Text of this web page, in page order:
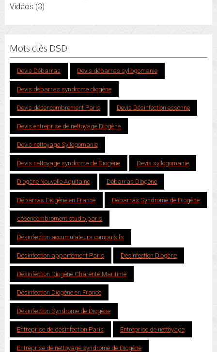
Vidéos (3)
Mots clés DSD
Devis Débarras Devis débarras syllogomanie
Devis débarras syndrome diogène
Devis désencombrement Paris Devis Désinfection essonne
Devis entreprise de nettoyage Diogène
Devis nettoyage Syllogomanie
Devis nettoyage syndrome de Diogène Devis syllogomanie
Diogène Nouvelle Aquitaine Débarras Diogène
Débarras Diogène en France Débarras Syndrome de Diogène
désencombrement studio paris
Désinfection accumulateurs compulsifs
Désinfection appartement Paris Désinfection Diogène
Désinfection Diogène Charente-Maritime
Désinfection Diogène en France
Désinfection Syndrome de Diogène
Entreprise de désinfection Paris Entreprise de nettoyage
Entreprise de nettoyage syndrome de Diogène